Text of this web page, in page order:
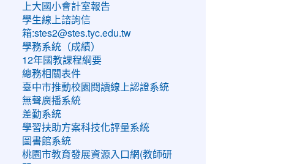
上大國小會計室報告
學生線上諮詢信
箱:stes2@stes.tyc.edu.tw
學務系統（成績）
12年國教課程綱要
總務相關表件
臺中市推動校園閱讀線上認證系統
無聲廣播系統
差勤系統
學習扶助方案科技化評量系統
圖書館系統
桃園市教育發展資源入口網(教師研